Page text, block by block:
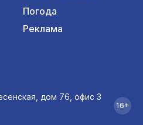
Погода
Реклама
дом 76, офис 3
16+